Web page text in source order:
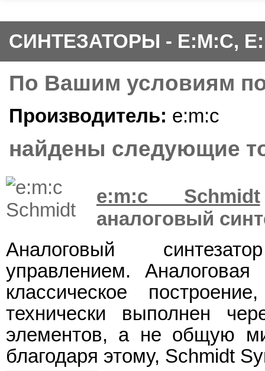
СИНТЕЗАТОРЫ - E:M:C,
По Вашим условиям
Производитель: e:m:c
найдены следующие
e:m:c Schmidt
аналоговый
Аналоговый
управлением.
классическое
технически выполнен
элементов, а не общую
благодаря этому, Sсhmidt